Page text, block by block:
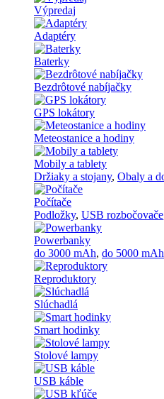
Výpredaj
Adaptéry
Baterky
Bezdrôtové nabíjačky
GPS lokátory
Meteostanice a hodiny
Mobily a tablety
Držiaky a stojany, Obaly a
Počítače
Podložky, USB rozbočovače
Powerbanky
do 3000 mAh, do 5000 mAh
Reproduktory
Slúchadlá
Smart hodinky
Stolové lampy
USB káble